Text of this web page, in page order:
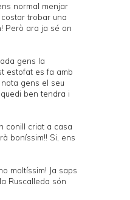
normal menjar
trobar una
Però ara ja sé on
gens la
estofat es fa amb
gens el seu
ben tendra i
conill criat a casa
boníssim!! Si, ens
moltíssim! Ja saps
Ruscalleda són